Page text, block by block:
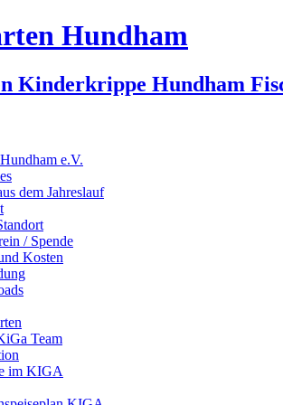
Hundham
Kinderkrippe Hundham
e.V.
dem Jahreslauf
/ Spende
Kosten
Team
im KIGA